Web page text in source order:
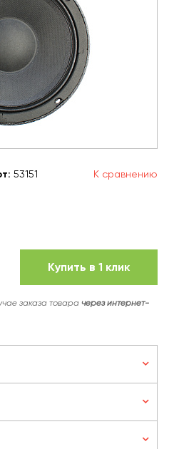
: 53151 К сравнению
Купить в 1 клик
заказа товара через интернет-